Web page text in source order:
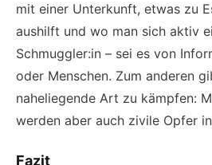
mit einer Unterkunft, etwas zu
aushilft und wo man sich aktiv
Schmuggler:in – sei es von
oder Menschen. Zum anderen
naheliegende Art zu kämpfen:
werden aber auch zivile Opfer
Fazit